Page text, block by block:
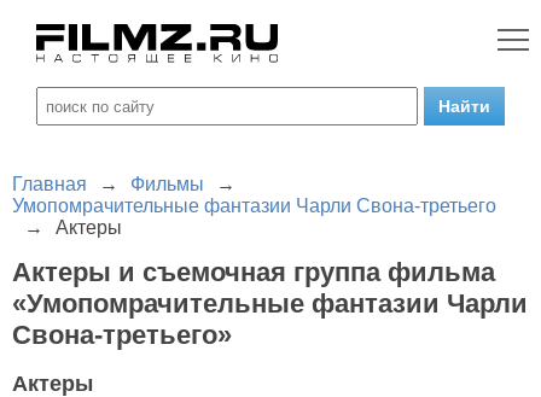
Главная → Фильмы
→
Умопомрачительные фантазии Чарли Свона-третьего
→
Актеры
Актеры и съемочная группа фильма
«Умопомрачительные фантазии Чарли
Свона-третьего»
Актеры